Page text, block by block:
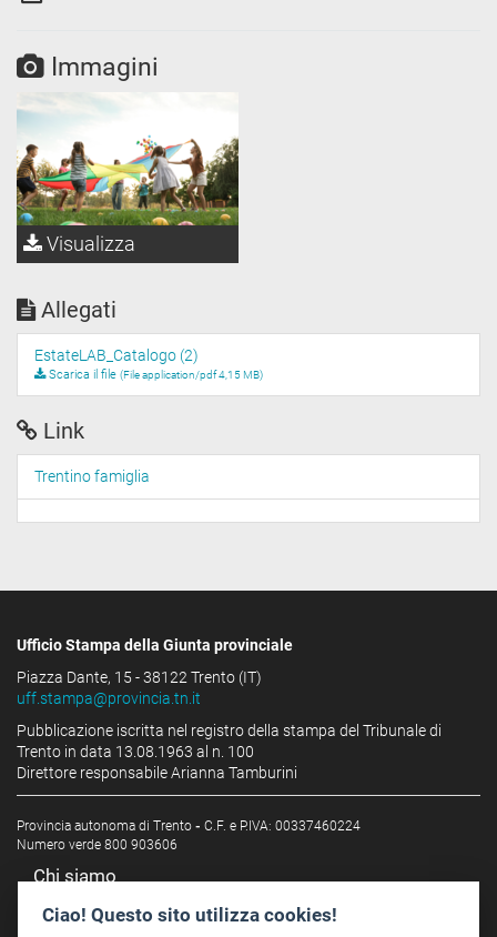
Immagini
Visualizza
Allegati
EstateLAB_Catalogo (2)
Scarica il file (File application/pdf 4,15 MB)
Link
Trentino famiglia
Ufficio Stampa della Giunta provinciale
Piazza Dante, 15 - 38122 Trento (IT)
uff.stampa@provincia.tn.it
Pubblicazione iscritta nel registro della stampa del Tribunale di
Trento in data 13.08.1963 al n. 100
Direttore responsabile Arianna Tamburini
Provincia autonoma di Trento - C.F. e P.IVA: 00337460224
Numero verde 800 903606
Chi siamo
Redazione
Ciao! Questo sito utilizza cookies!